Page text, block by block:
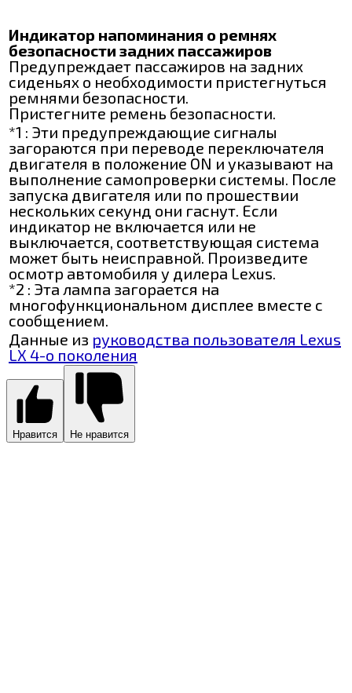
Индикатор напоминания о ремнях
безопасности задних пассажиров
Предупреждает пассажиров на задних
сиденьях о необходимости пристегнуться
ремнями безопасности.
Пристегните ремень безопасности.
*1 : Эти предупреждающие сигналы
загораются при переводе переключателя
двигателя в положение ON и указывают на
выполнение самопроверки системы. После
запуска двигателя или по прошествии
нескольких секунд они гаснут. Если
индикатор не включается или не
выключается, соответствующая система
может быть неисправной. Произведите
осмотр автомобиля у дилера Lexus.
*2 : Эта лампа загорается на
многофункциональном дисплее вместе с
сообщением.
Данные из руководства пользователя Lexus
LX 4-о поколения
Нравится Не нравится